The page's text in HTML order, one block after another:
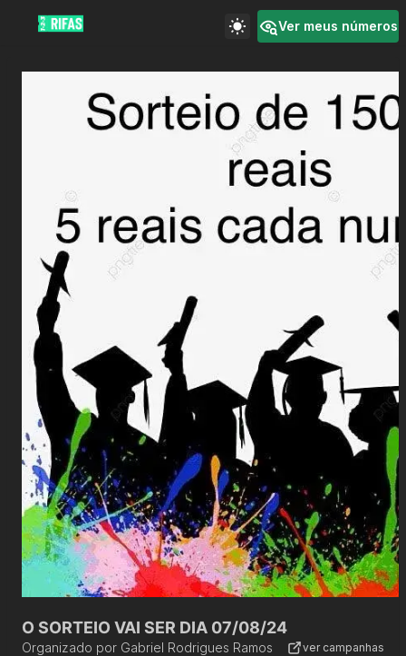
Ver meus números
O SORTEIO VAI SER DIA 07/08/24
Organizado por Gabriel Rodrigues Ramos ver campanhas